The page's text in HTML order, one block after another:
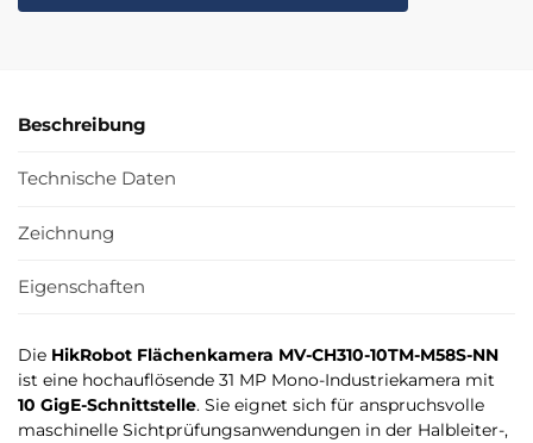
Beschreibung
Technische Daten
Zeichnung
Eigenschaften
Die HikRobot Flächenkamera MV-CH310-10TM-M58S-NN
ist eine hochauflösende 31 MP Mono-Industriekamera mit
10 GigE-Schnittstelle. Sie eignet sich für anspruchsvolle
maschinelle Sichtprüfungsanwendungen in der Halbleiter-,